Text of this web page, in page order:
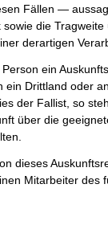
Fällen —
sowie die
derartigen
ein
ein Drittland oder
der Fallist, so
über die
dieses
Mitarbeiter des